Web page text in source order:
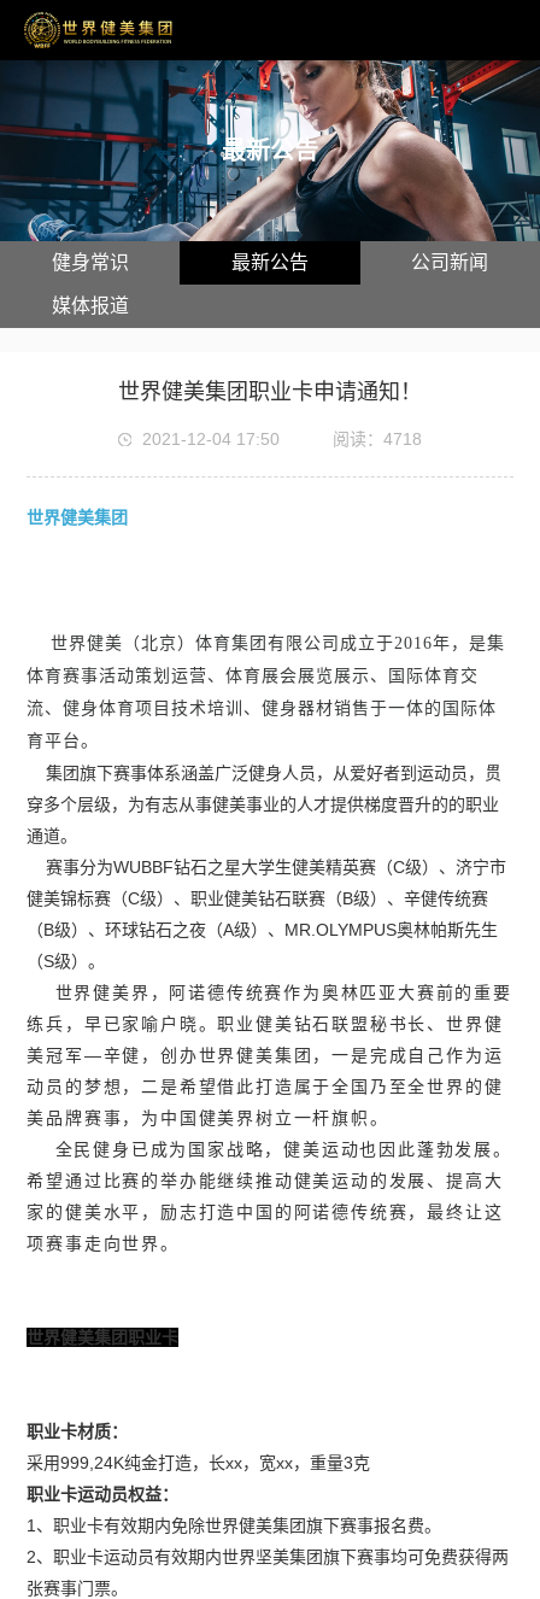
最新公告
健身常识 最新公告 公司新闻
媒体报道
世界健美集团职业卡申请通知！
2021-12-04 17:50 阅读：4718
世界健美集团
世界健美（北京）体育集团有限公司成立于2016年，是集
体育赛事活动策划运营、体育展会展览展示、国际体育交
流、健身体育项目技术培训、健身器材销售于一体的国际体
育平台。
集团旗下赛事体系涵盖广泛健身人员，从爱好者到运动员，贯
穿多个层级，为有志从事健美事业的人才提供梯度晋升的的职业
通道。
赛事分为WUBBF钻石之星大学生健美精英赛（C级）、济宁市
健美锦标赛（C级）、职业健美钻石联赛（B级）、辛健传统赛
（B级）、环球钻石之夜（A级）、MR.OLYMPUS奥林帕斯先生
（S级）。
世界健美界，阿诺德传统赛作为奥林匹亚大赛前的重要
练兵，早已家喻户晓。职业健美钻石联盟秘书长、世界健
美冠军—辛健，创办世界健美集团，一是完成自己作为运
动员的梦想，二是希望借此打造属于全国乃至全世界的健
美品牌赛事，为中国健美界树立一杆旗帜。
全民健身已成为国家战略，健美运动也因此蓬勃发展。
希望通过比赛的举办能继续推动健美运动的发展、提高大
家的健美水平，励志打造中国的阿诺德传统赛，最终让这
项赛事走向世界。
世界健美集团职业卡
职业卡材质：
采用999,24K纯金打造，长xx，宽xx，重量3克
职业卡运动员权益：
1、职业卡有效期内免除世界健美集团旗下赛事报名费。
2、职业卡运动员有效期内世界坚美集团旗下赛事均可免费获得两
张赛事门票。